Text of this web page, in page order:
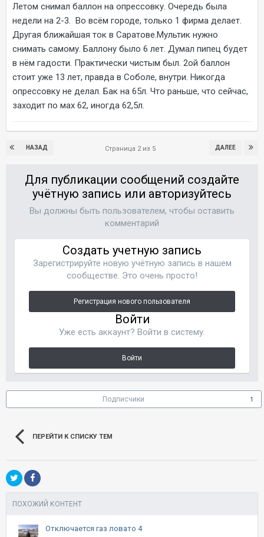
Летом снимал баллон на опрессовку. Очередь была
недели на 2-3. Во всём городе, только 1 фирма делает.
Другая ближайшая ток в Саратове.Мультик нужно
снимать самому. Баллону было 6 лет. Думал пипец будет
в нём гадости. Практически чистым был. 2ой баллон
стоит уже 13 лет, правда в Соболе, внутри. Никогда
опрессовку не делал. Бак на 65л. Что раньше, что сейчас,
заходит по мах 62, иногда 62,5л.
НАЗАД ДАЛЕЕ
Страница 2 из 5
Для публикации сообщений создайте
учётную запись или авторизуйтесь
Вы должны быть пользователем, чтобы оставить
комментарий
Создать учетную запись
Зарегистрируйте новую учётную запись в нашем
сообществе. Это очень просто!
Регистрация нового пользователя
Войти
Уже есть аккаунт? Войти в систему.
Войти
Подписчики 1
ПЕРЕЙТИ К СПИСКУ ТЕМ
ПОХОЖИЙ КОНТЕНТ
Отключается газ ловато 4